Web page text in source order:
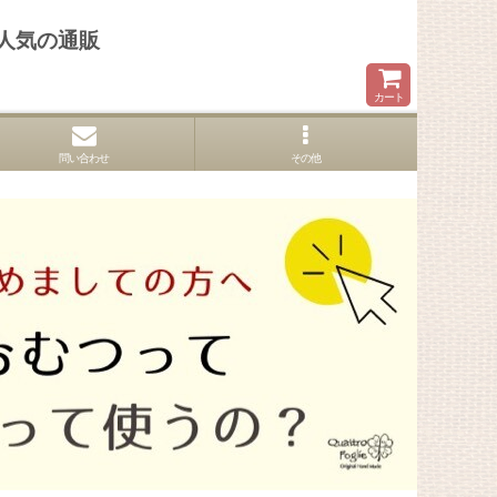
気の通販
カート
問い合わせ その他